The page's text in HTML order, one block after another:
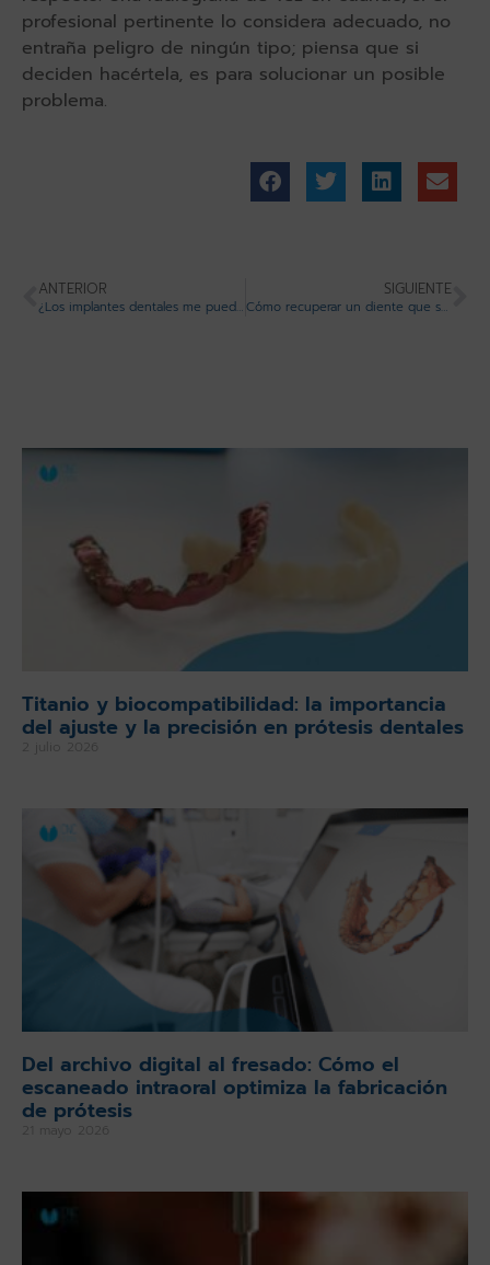
profesional pertinente lo considera adecuado, no
entraña peligro de ningún tipo; piensa que si
deciden hacértela, es para solucionar un posible
problema.
ANTERIOR
¿Los implantes dentales me pueden dar problemas?
SIGUIENTE
Cómo recuperar un diente que se te ha caído
Titanio y biocompatibilidad: la importancia
del ajuste y la precisión en prótesis dentales
2 julio 2026
Del archivo digital al fresado: Cómo el
escaneado intraoral optimiza la fabricación
de prótesis
21 mayo 2026